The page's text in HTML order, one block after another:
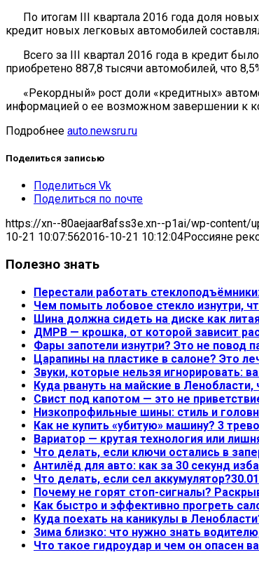
По итогам III квартала 2016 года доля
кредит новых легковых автомобилей
Всего за III квартал 2016 года в кредит
приобретено 887,8 тысячи автомобилей, что
«Рекордный» рост доли «кредитных»
информацией о ее возможном завершении к
Подробнее auto.newsru.ru
Поделиться записью
Поделиться Vk
Поделиться по почте
https://xn--80aejaar8afss3e.xn--p1ai/wp-content/
10-21 10:07:562016-10-21 10:12:04Россияне
Полезно знать
Перестали работать
Чем помыть лобовое стекло изнутри,
Шина должна сидеть на диске как
ДМРВ — крошка, от которой зависит
Фары запотели изнутри? Это не повод
Царапины на пластике в салоне? Это
Звуки, которые нельзя игнорировать:
Куда рвануть на майские в
Свист под капотом — это не
Низкопрофильные шины: стиль и
Как не купить «убитую» машину? 3
Вариатор — крутая технология или
Что делать, если ключи остались в
Антилёд для авто: как за 30 секунд
Что делать, если сел аккумулятор?
Почему не горят стоп-сигналы?
Как быстро и эффективно прогреть
Куда поехать на каникулы в
Зима близко: что нужно знать
Что такое гидроудар и чем он опасен